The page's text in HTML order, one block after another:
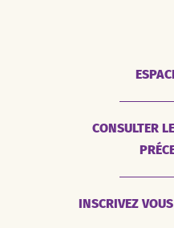
CONSULTER
INSCRIVEZ